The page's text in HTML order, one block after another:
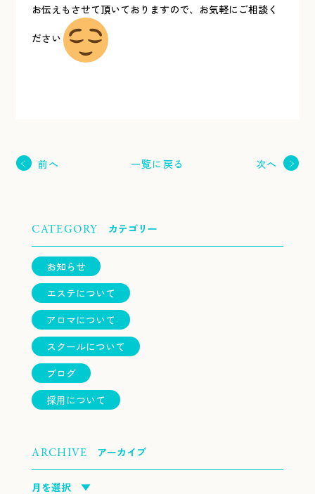
お伝えもさせて頂いておりますので、お気軽にご相談く
ださい
前へ 一覧に戻る 次へ
CATEGORY カテゴリー
お知らせ
エステについて
アロマについて
スクールについて
ブログ
採用について
ARCHIVE アーカイブ
月を選択 ▼